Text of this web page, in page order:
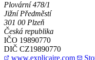
Plovární 478/1
Jižní Předměstí
301 00 Plzeň
Česká republika
IČO 19890770
DIČ CZ19890770
www.explicaire.com